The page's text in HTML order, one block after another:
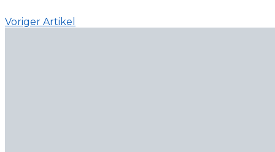
Voriger Artikel